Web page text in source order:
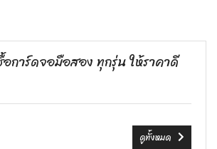
การ์ดจอมือสอง ทุกรุ่น ให้ราคาดี
ดูทั้งหมด